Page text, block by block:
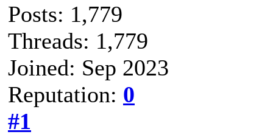
Posts: 1,779
Threads: 1,779
Joined: Sep 2023
Reputation: 0
#1